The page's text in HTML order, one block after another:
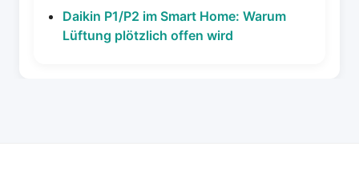
Daikin P1/P2 im Smart Home: Warum
Lüftung plötzlich offen wird